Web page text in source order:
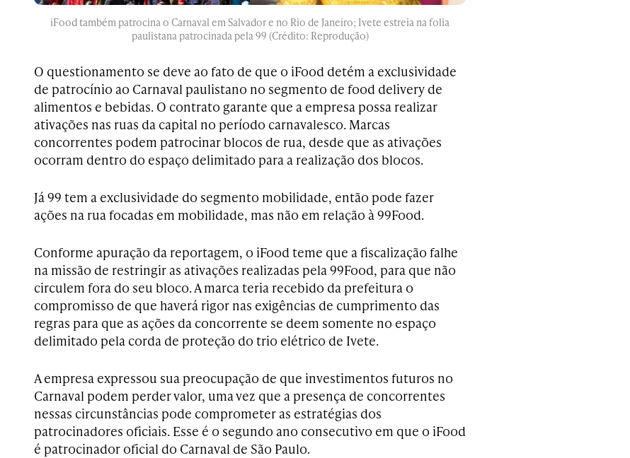
iFood também patrocina o Carnaval em Salvador e no Rio de Janeiro; Ivete estreia na folia
paulistana patrocinada pela 99 (Crédito: Reprodução)
O questionamento se deve ao fato de que o iFood detém a exclusividade
de patrocínio ao Carnaval paulistano no segmento de food delivery de
alimentos e bebidas. O contrato garante que a empresa possa realizar
ativações nas ruas da capital no período carnavalesco. Marcas
concorrentes podem patrocinar blocos de rua, desde que as ativações
ocorram dentro do espaço delimitado para a realização dos blocos.
Já 99 tem a exclusividade do segmento mobilidade, então pode fazer
ações na rua focadas em mobilidade, mas não em relação à 99Food.
Conforme apuração da reportagem, o iFood teme que a fiscalização falhe
na missão de restringir as ativações realizadas pela 99Food, para que não
circulem fora do seu bloco. A marca teria recebido da prefeitura o
compromisso de que haverá rigor nas exigências de cumprimento das
regras para que as ações da concorrente se deem somente no espaço
delimitado pela corda de proteção do trio elétrico de Ivete.
A empresa expressou sua preocupação de que investimentos futuros no
Carnaval podem perder valor, uma vez que a presença de concorrentes
nessas circunstâncias pode comprometer as estratégias dos
patrocinadores oficiais. Esse é o segundo ano consecutivo em que o iFood
é patrocinador oficial do Carnaval de São Paulo.